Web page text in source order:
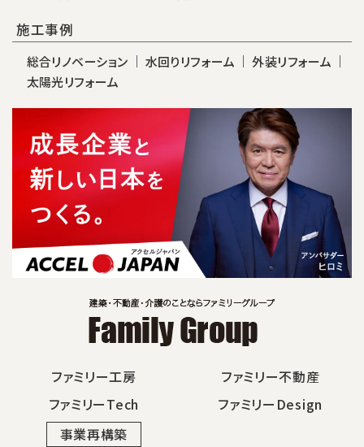
施工事例
総合リノベーション 水回りリフォーム
外装リフォーム
太陽光リフォーム
ファミリー工房
ファミリー不動産
ファミリーTech
ファミリーDesign
事業再構築